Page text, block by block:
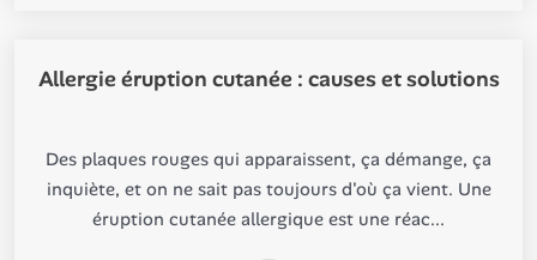
Allergie éruption cutanée : causes et solutions
Des plaques rouges qui apparaissent, ça démange, ça
inquiète, et on ne sait pas toujours d'où ça vient. Une
éruption cutanée allergique est une réac...